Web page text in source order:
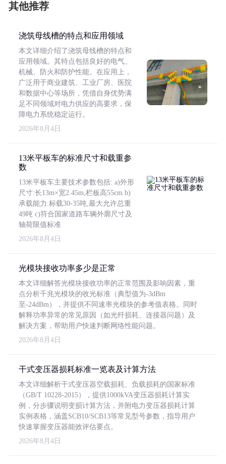
其他推荐
浇筑母线槽的特点和应用领域
本文详细介绍了浇筑母线槽的特点和
应用领域。其特点包括良好的电气、
机械、防火和防护性能。在应用上，
广泛用于商业建筑、工业厂房、医院
和数据中心等场所，凭借自身优势满
足不同领域对电力供应的高要求，保
障电力系统稳定运行。
2026年8月4日
13米平板车的标准尺寸和载重参
数
13米平板车主要技术参数包括: a)外形
尺寸:长13m×宽2.45m,栏板高55cm b)
承载能力:标载30-35吨,最大允许总重
49吨 c)符合国家道路车辆外廓尺寸及
轴荷限值标准
2026年8月4日
光模块接收功率多少是正常
本文详细解答光模块接收功率的正常范围及影响因素，重
点分析千兆光模块的收光标准（典型值为-3dBm
至-24dBm），并提供不同速率光模块的参考值表格。同时
解释功率异常的常见原因（如光纤损耗、连接器问题）及
解决方案，帮助用户快速判断网络性能问题。
2026年8月4日
干式变压器损耗标准一览表及计算方法
本文详细解析干式变压器空载损耗、负载损耗的国家标准
（GB/T 10228-2015），提供1000kVA变压器损耗计算实
例，分步骤说明变损计算方法，并附电力变压器损耗计算
实例表格，涵盖SCB10/SCB13等常见型号参数，指导用户
快速掌握变压器能效评估要点。
2026年8月4日